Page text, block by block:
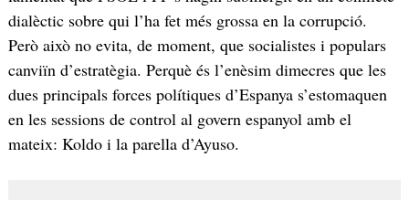
dialèctic sobre qui l’ha fet més grossa en la corrupció.
Però això no evita, de moment, que socialistes i populars
canviïn d’estratègia. Perquè és l’enèsim dimecres que les
dues principals forces polítiques d’Espanya s’estomaquen
en les sessions de control al govern espanyol amb el
mateix: Koldo i la parella d’Ayuso.